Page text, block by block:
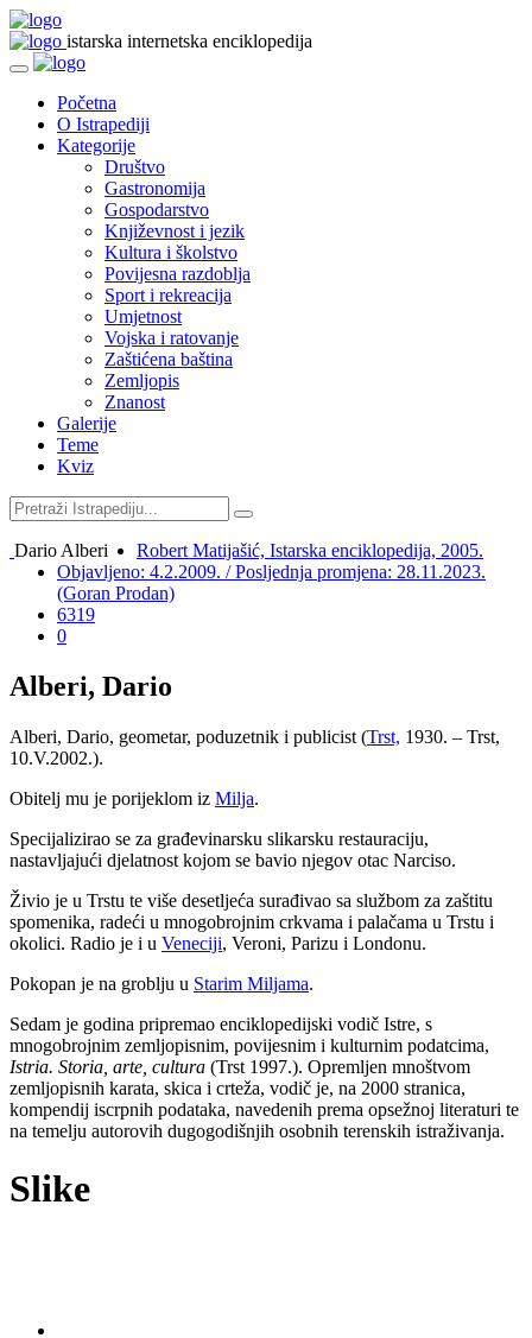
istarska internetska enciklopedija
Početna
O Istrapediji
Kategorije
Društvo
Gastronomija
Gospodarstvo
Književnost i jezik
Kultura i školstvo
Povijesna razdoblja
Sport i rekreacija
Umjetnost
Vojska i ratovanje
Zaštićena baština
Zemljopis
Znanost
Galerije
Teme
Kviz
Dario Alberi
Robert Matijašić, Istarska enciklopedija, 2005.
Objavljeno: 4.2.2009. / Posljednja promjena: 28.11.2023.
(Goran Prodan)
6319
0
Alberi, Dario
Alberi, Dario, geometar, poduzetnik i publicist (Trst, 1930. – Trst,
10.V.2002.).
Obitelj mu je porijeklom iz Milja.
Specijalizirao se za građevinarsku slikarsku restauraciju,
nastavljajući djelatnost kojom se bavio njegov otac Narciso.
Živio je u Trstu te više desetljeća surađivao sa službom za zaštitu
spomenika, radeći u mnogobrojnim crkvama i palačama u Trstu i
okolici. Radio je i u Veneciji, Veroni, Parizu i Londonu.
Pokopan je na groblju u Starim Miljama.
Sedam je godina pripremao enciklopedijski vodič Istre, s
mnogobrojnim zemljopisnim, povijesnim i kulturnim podatcima,
Istria. Storia, arte, cultura (Trst 1997.). Opremljen mnoštvom
zemljopisnih karata, skica i crteža, vodič je, na 2000 stranica,
kompendij iscrpnih podataka, navedenih prema opsežnoj literaturi te
na temelju autorovih dugogodišnjih osobnih terenskih istraživanja.
Slike